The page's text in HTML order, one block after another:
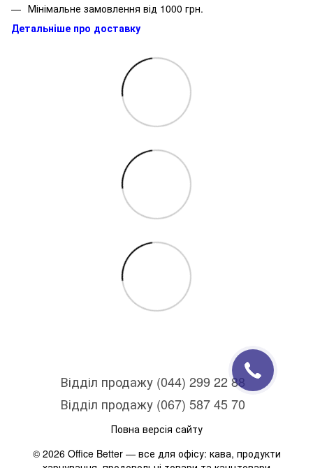
Мінімальне замовлення від 1000 грн.
Детальніше про доставку
Відділ продажу (044) 299 22 88
Відділ продажу (067) 587 45 70
Повна версія сайту
© 2026 Office Better — все для офісу: кава, продукти